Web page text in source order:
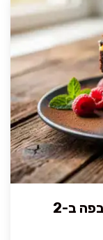
הבראוניז גבינה הכי ממכר (נמס בפה ב-2